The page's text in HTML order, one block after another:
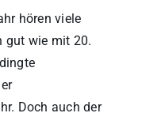
hören viele
gut wie mit 20.
Doch auch der